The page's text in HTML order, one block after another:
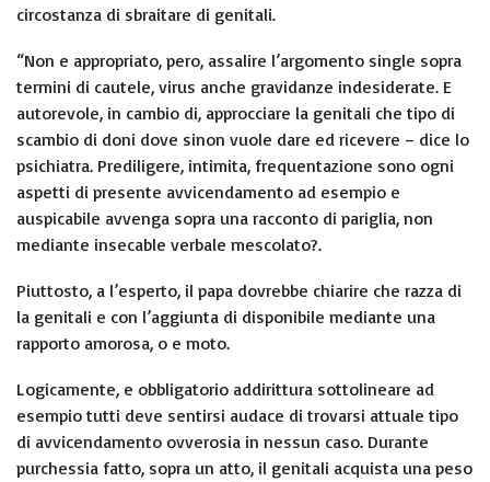
circostanza di sbraitare di genitali.
“Non e appropriato, pero, assalire l’argomento single sopra
termini di cautele, virus anche gravidanze indesiderate. E
autorevole, in cambio di, approcciare la genitali che tipo di
scambio di doni dove sinon vuole dare ed ricevere – dice lo
psichiatra. Prediligere, intimita, frequentazione sono ogni
aspetti di presente avvicendamento ad esempio e
auspicabile avvenga sopra una racconto di pariglia, non
mediante insecable verbale mescolato?.
Piuttosto, a l’esperto, il papa dovrebbe chiarire che razza di
la genitali e con l’aggiunta di disponibile mediante una
rapporto amorosa, o e moto.
Logicamente, e obbligatorio addirittura sottolineare ad
esempio tutti deve sentirsi audace di trovarsi attuale tipo
di avvicendamento ovverosia in nessun caso. Durante
purchessia fatto, sopra un atto, il genitali acquista una peso